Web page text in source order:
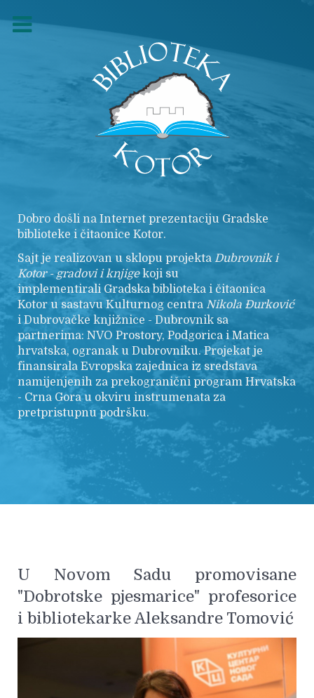
Dobro došli na Internet prezentaciju Gradske
biblioteke i čitaonice Kotor.
Sajt je realizovan u sklopu projekta Dubrovnik i
Kotor - gradovi i knjigekoji su
implementirali Gradska biblioteka i čitaonica
Kotor u sastavu Kulturnog centra Nikola Đurković
i Dubrovačke knjižnice - Dubrovnik sa
partnerima: NVO Prostory, Podgorica i Matica
hrvatska, ogranak u Dubrovniku. Projekat je
finansirala Evropska zajednica iz sredstava
namijenjenih za prekogranični program Hrvatska
- Crna Gora u okviru instrumenata za
pretpristupnu podršku.
U Novom Sadu promovisane
"Dobrotske pjesmarice" profesorice
i bibliotekarke Aleksandre Tomović